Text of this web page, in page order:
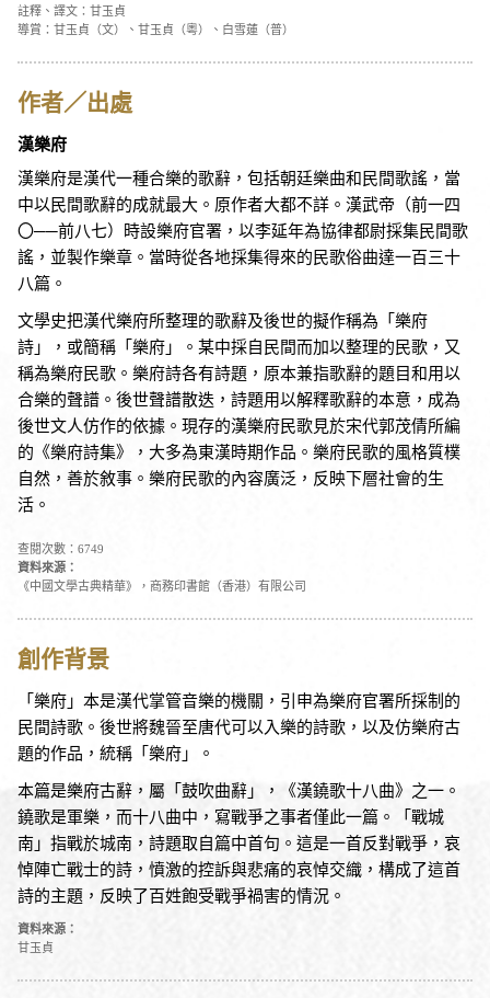
註釋、譯文：甘玉貞
導賞：甘玉貞（文）、甘玉貞（粵）、白雪蓮（普）
作者／出處
漢樂府
漢樂府是漢代一種合樂的歌辭，包括朝廷樂曲和民間歌謠，當
中以民間歌辭的成就最大。原作者大都不詳。漢武帝（前一四
〇──前八七）時設樂府官署，以李延年為協律都尉採集民間歌
謠，並製作樂章。當時從各地採集得來的民歌俗曲達一百三十
八篇。
文學史把漢代樂府所整理的歌辭及後世的擬作稱為「樂府
詩」，或簡稱「樂府」。某中採自民間而加以整理的民歌，又
稱為樂府民歌。樂府詩各有詩題，原本兼指歌辭的題目和用以
合樂的聲譜。後世聲譜散迭，詩題用以解釋歌辭的本意，成為
後世文人仿作的依據。現存的漢樂府民歌見於宋代郭茂倩所編
的《樂府詩集》，大多為東漢時期作品。樂府民歌的風格質樸
自然，善於敘事。樂府民歌的內容廣泛，反映下層社會的生
活。
查閱次數：6749
資料來源：
《中國文學古典精華》，商務印書館（香港）有限公司
創作背景
「樂府」本是漢代掌管音樂的機關，引申為樂府官署所採制的
民間詩歌。後世將魏晉至唐代可以入樂的詩歌，以及仿樂府古
題的作品，統稱「樂府」。
本篇是樂府古辭，屬「鼓吹曲辭」，《漢鐃歌十八曲》之一。
鐃歌是軍樂，而十八曲中，寫戰爭之事者僅此一篇。「戰城
南」指戰於城南，詩題取自篇中首句。這是一首反對戰爭，哀
悼陣亡戰士的詩，憤激的控訴與悲痛的哀悼交織，構成了這首
詩的主題，反映了百姓飽受戰爭禍害的情況。
資料來源：
甘玉貞